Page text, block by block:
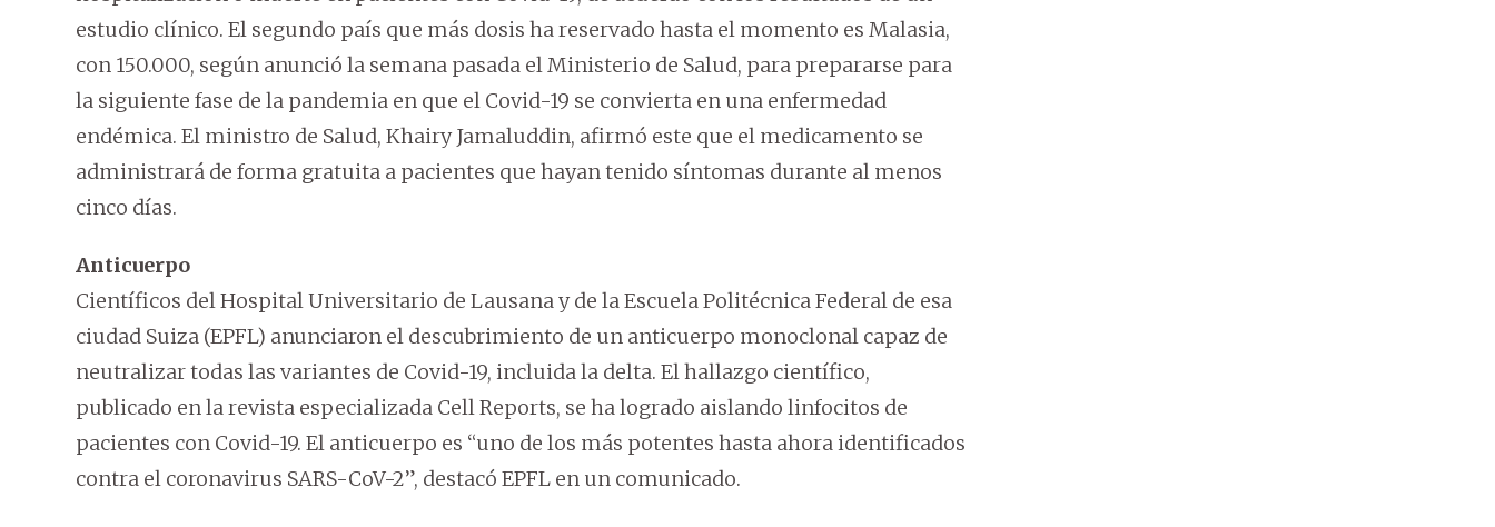
estudio clínico. El segundo país que más dosis ha reservado hasta el momento es Malasia,
con 150.000, según anunció la semana pasada el Ministerio de Salud, para prepararse para
la siguiente fase de la pandemia en que el Covid-19 se convierta en una enfermedad
endémica. El ministro de Salud, Khairy Jamaluddin, afirmó este que el medicamento se
administrará de forma gratuita a pacientes que hayan tenido síntomas durante al menos
cinco días.
Anticuerpo
Científicos del Hospital Universitario de Lausana y de la Escuela Politécnica Federal de esa
ciudad Suiza (EPFL) anunciaron el descubrimiento de un anticuerpo monoclonal capaz de
neutralizar todas las variantes de Covid-19, incluida la delta. El hallazgo científico,
publicado en la revista especializada Cell Reports, se ha logrado aislando linfocitos de
pacientes con Covid-19. El anticuerpo es “uno de los más potentes hasta ahora identificados
contra el coronavirus SARS-CoV-2”, destacó EPFL en un comunicado.